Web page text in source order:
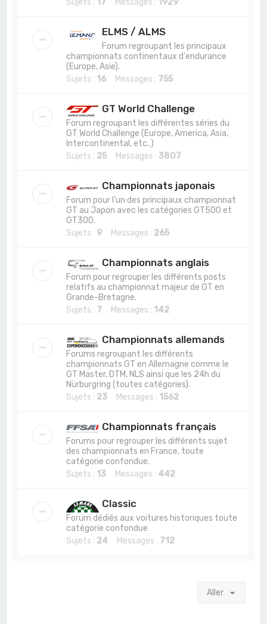
ELMS / ALMS
Forum regroupant les principaux
championnats continentaux d'endurance
(Europe, Asie).
Sujets : 16 Messages : 755
GT World Challenge
Forum regroupant les différentes séries du
GT World Challenge (Europe, America, Asia,
Intercontinental, etc..)
Sujets : 25 Messages : 3807
Championnats japonais
Forum pour l'un des principaux championnat
GT au Japon avec les catégories GT500 et
GT300.
Sujets : 9 Messages : 265
Championnats anglais
Forum pour regrouper les différents posts
relatifs au championnat majeur de GT en
Grande-Bretagne.
Sujets : 7 Messages : 142
Championnats allemands
Forums regroupant les différents
championnats GT en Allemagne comme le
GT Master, DTM, NLS ainsi que les 24h du
Nürburgring (toutes catégories).
Sujets : 23 Messages : 1562
Championnats français
Forums pour regrouper les différents sujet
des championnats en France, toute
catégorie confondue.
Sujets : 13 Messages : 442
Classic
Forum dédiés aux voitures historiques toute
catégorie confondue
Sujets : 24 Messages : 712
Aller